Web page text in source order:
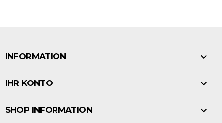
INFORMATION 
IHR KONTO 
SHOP INFORMATION 